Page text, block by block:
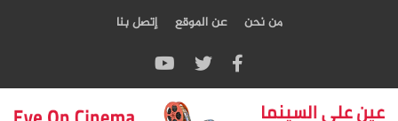
من نحن عن الموقع إتصل بنا